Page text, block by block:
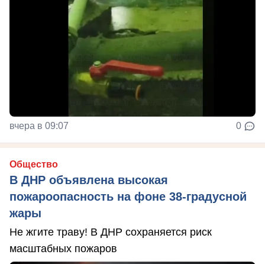
вчера в 09:07 0
Общество
В ДНР объявлена высокая
пожароопасность на фоне 38-градусной
жары
Не жгите траву! В ДНР сохраняется риск
масштабных пожаров